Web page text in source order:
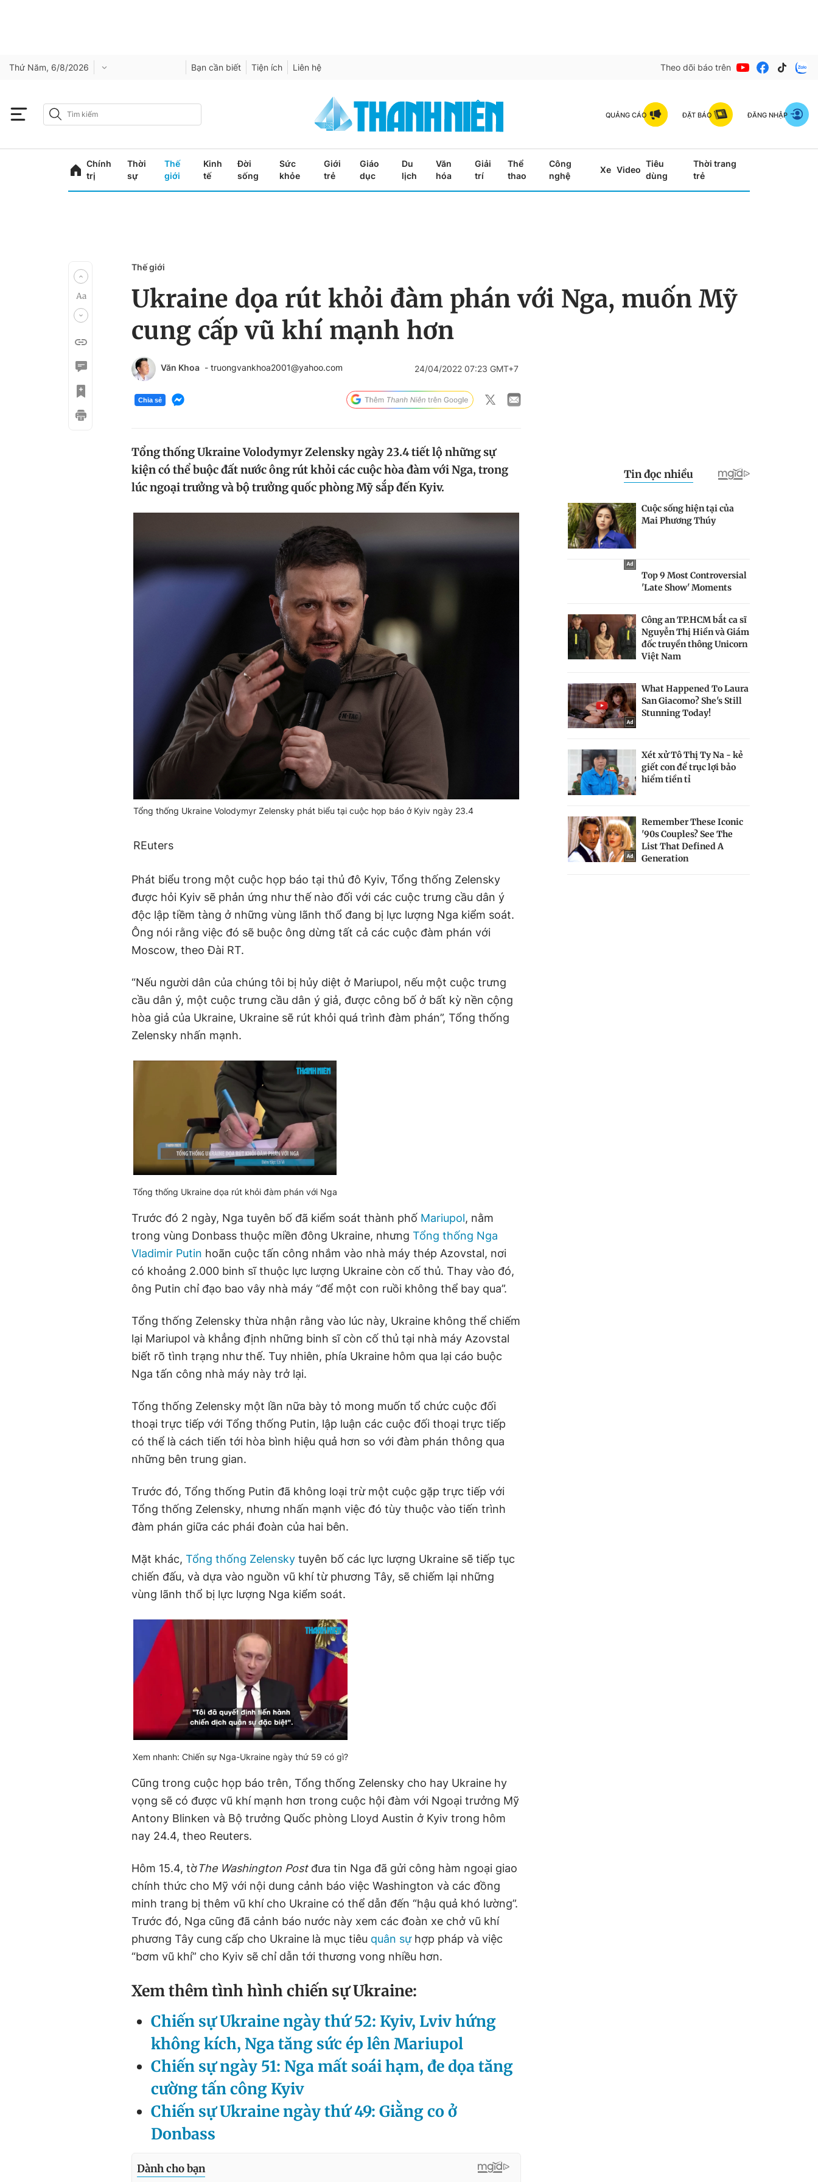
Thứ Năm, 6/8/2026 Bạn cần biết Tiện ích Liên hệ Theo dõi báo trên
QUẢNG CÁO ĐẶT BÁO ĐĂNG NHẬP
Chính
trị
Thời
sự
Thế
giới
Kinh
tế
Đời
sống
Sức
khỏe
Giới
trẻ
Giáo
dục
Du
lịch
Văn
hóa
Giải
trí
Thể
thao
Công
nghệ
Xe Video
Tiêu
dùng
Thời trang
trẻ
Thế giới
Ukraine dọa rút khỏi đàm phán với Nga, muốn Mỹ
cung cấp vũ khí mạnh hơn
Văn Khoa - truongvankhoa2001@yahoo.com 24/04/2022 07:23 GMT+7
Chia sẻ
Tổng thống Ukraine Volodymyr Zelensky ngày 23.4 tiết lộ những sự
kiện có thể buộc đất nước ông rút khỏi các cuộc hòa đàm với Nga, trong
lúc ngoại trưởng và bộ trưởng quốc phòng Mỹ sắp đến Kyiv.
Tổng thống Ukraine Volodymyr Zelensky phát biểu tại cuộc họp báo ở Kyiv ngày 23.4
REuters
Phát biểu trong một cuộc họp báo tại thủ đô Kyiv, Tổng thống Zelensky
được hỏi Kyiv sẽ phản ứng như thế nào đối với các cuộc trưng cầu dân ý
độc lập tiềm tàng ở những vùng lãnh thổ đang bị lực lượng Nga kiểm soát.
Ông nói rằng việc đó sẽ buộc ông dừng tất cả các cuộc đàm phán với
Moscow, theo Đài RT.
“Nếu người dân của chúng tôi bị hủy diệt ở Mariupol, nếu một cuộc trưng
cầu dân ý, một cuộc trưng cầu dân ý giả, được công bố ở bất kỳ nền cộng
hòa giả của Ukraine, Ukraine sẽ rút khỏi quá trình đàm phán”, Tổng thống
Zelensky nhấn mạnh.
Tổng thống Ukraine dọa rút khỏi đàm phán với Nga
Trước đó 2 ngày, Nga tuyên bố đã kiểm soát thành phố Mariupol, nằm
trong vùng Donbass thuộc miền đông Ukraine, nhưng Tổng thống Nga
Vladimir Putin hoãn cuộc tấn công nhắm vào nhà máy thép Azovstal, nơi
có khoảng 2.000 binh sĩ thuộc lực lượng Ukraine còn cố thủ. Thay vào đó,
ông Putin chỉ đạo bao vây nhà máy “để một con ruồi không thể bay qua”.
Tổng thống Zelensky thừa nhận rằng vào lúc này, Ukraine không thể chiếm
lại Mariupol và khẳng định những binh sĩ còn cố thủ tại nhà máy Azovstal
biết rõ tình trạng như thế. Tuy nhiên, phía Ukraine hôm qua lại cáo buộc
Nga tấn công nhà máy này trở lại.
Tổng thống Zelensky một lần nữa bày tỏ mong muốn tổ chức cuộc đối
thoại trực tiếp với Tổng thống Putin, lập luận các cuộc đối thoại trực tiếp
có thể là cách tiến tới hòa bình hiệu quả hơn so với đàm phán thông qua
những bên trung gian.
Trước đó, Tổng thống Putin đã không loại trừ một cuộc gặp trực tiếp với
Tổng thống Zelensky, nhưng nhấn mạnh việc đó tùy thuộc vào tiến trình
đàm phán giữa các phái đoàn của hai bên.
Mặt khác, Tổng thống Zelensky tuyên bố các lực lượng Ukraine sẽ tiếp tục
chiến đấu, và dựa vào nguồn vũ khí từ phương Tây, sẽ chiếm lại những
vùng lãnh thổ bị lực lượng Nga kiểm soát.
Xem nhanh: Chiến sự Nga-Ukraine ngày thứ 59 có gì?
Cũng trong cuộc họp báo trên, Tổng thống Zelensky cho hay Ukraine hy
vọng sẽ có được vũ khí mạnh hơn trong cuộc hội đàm với Ngoại trưởng Mỹ
Antony Blinken và Bộ trưởng Quốc phòng Lloyd Austin ở Kyiv trong hôm
nay 24.4, theo Reuters.
Hôm 15.4, tờThe Washington Post đưa tin Nga đã gửi công hàm ngoại giao
chính thức cho Mỹ với nội dung cảnh báo việc Washington và các đồng
minh trang bị thêm vũ khí cho Ukraine có thể dẫn đến “hậu quả khó lường”.
Trước đó, Nga cũng đã cảnh báo nước này xem các đoàn xe chở vũ khí
phương Tây cung cấp cho Ukraine là mục tiêu quân sựhợp pháp và việc
“bơm vũ khí” cho Kyiv sẽ chỉ dẫn tới thương vong nhiều hơn.
Xem thêm tình hình chiến sự Ukraine:
Chiến sự Ukraine ngày thứ 52: Kyiv, Lviv hứng
không kích, Nga tăng sức ép lên Mariupol
Chiến sự ngày 51: Nga mất soái hạm, đe dọa tăng
cường tấn công Kyiv
Chiến sự Ukraine ngày thứ 49: Giằng co ở
Donbass